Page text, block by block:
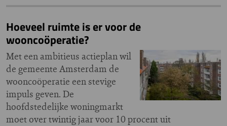
Hoeveel ruimte is er voor de
wooncoöperatie?
Met een ambitieus actieplan wil
de gemeente Amsterdam de
wooncoöperatie een stevige
impuls geven. De
hoofdstedelijke woningmarkt
moet over twintig jaar voor 10 procent uit